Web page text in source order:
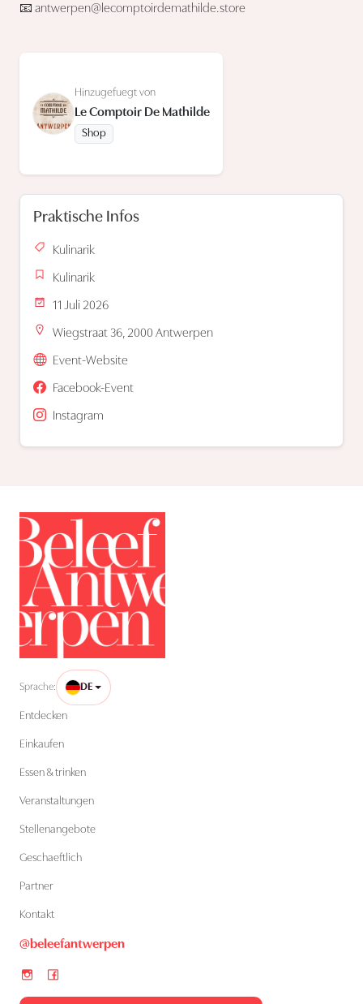
📧 antwerpen@lecomptoirdemathilde.store
Hinzugefuegt von
Le Comptoir De Mathilde
Shop
Praktische Infos
Kulinarik
Kulinarik
11 Juli 2026
Wiegstraat 36, 2000 Antwerpen
Event-Website
Facebook-Event
Instagram
Sprache: DE
Entdecken
Einkaufen
Essen & trinken
Veranstaltungen
Stellenangebote
Geschaeftlich
Partner
Kontakt
@beleefantwerpen